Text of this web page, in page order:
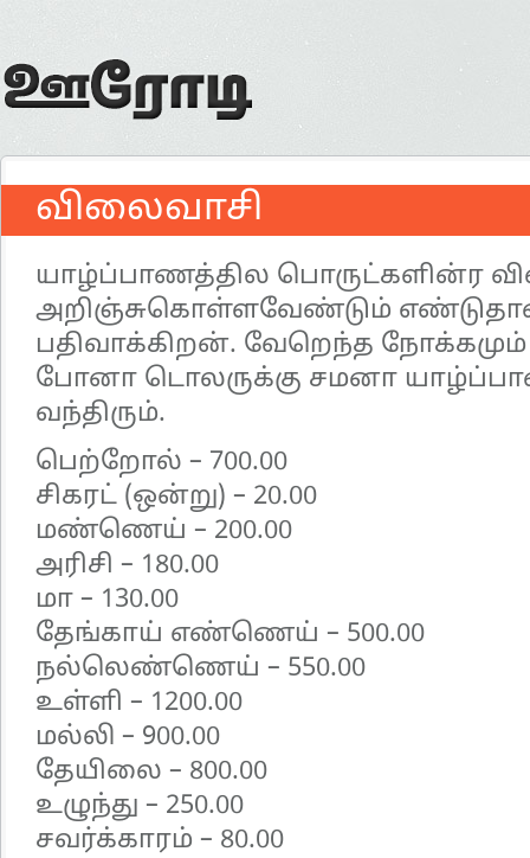
விலைவாசி
யாழ்ப்பாணத்தில பொருட்களின்ர
அறிஞ்சுகொள்ளவேண்டும்
பதிவாக்கிறன். வேறெந்த
போனா டொலருக்கு சமனா
வந்திரும்.
பெற்றோல் – 700.00
சிகரட் (ஒன்று) – 20.00
மண்ணெய் – 200.00
அரிசி – 180.00
மா – 130.00
தேங்காய் எண்ணெய் – 500.00
நல்லெண்ணெய் – 550.00
உள்ளி – 1200.00
மல்லி – 900.00
தேயிலை – 800.00
உழுந்து – 250.00
சவர்க்காரம் – 80.00